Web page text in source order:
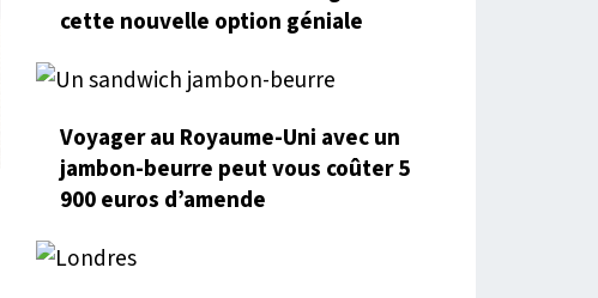
cette nouvelle option géniale
Voyager au Royaume-Uni avec un
jambon-beurre peut vous coûter 5
900 euros d’amende